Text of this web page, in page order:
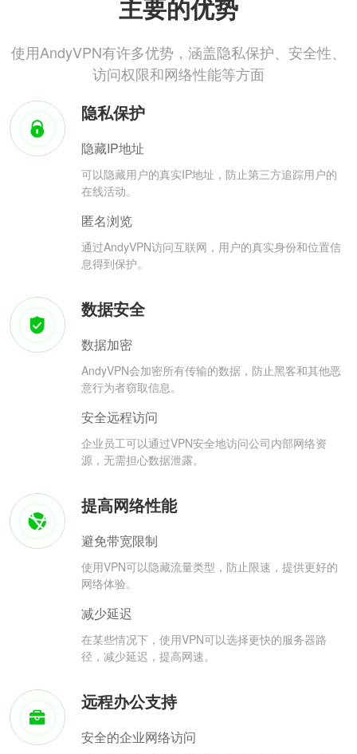
主要的优势
使用AndyVPN有许多优势，涵盖隐私保护、安全性、
访问权限和网络性能等方面
隐私保护
隐藏IP地址
可以隐藏用户的真实IP地址，防止第三方追踪用户的
在线活动。
匿名浏览
通过AndyVPN访问互联网，用户的真实身份和位置信
息得到保护。
数据安全
数据加密
AndyVPN会加密所有传输的数据，防止黑客和其他恶
意行为者窃取信息。
安全远程访问
企业员工可以通过VPN安全地访问公司内部网络资
源，无需担心数据泄露。
提高网络性能
避免带宽限制
使用VPN可以隐藏流量类型，防止限速，提供更好的
网络体验。
减少延迟
在某些情况下，使用VPN可以选择更快的服务器路
径，减少延迟，提高网速。
远程办公支持
安全的企业网络访问